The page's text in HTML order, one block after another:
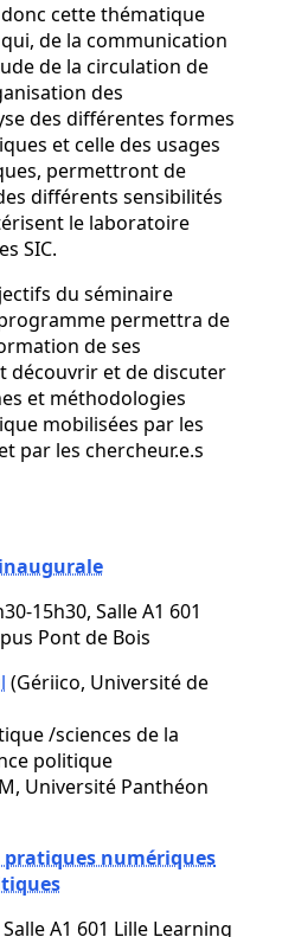
cette thématique
de la communication
de la circulation de
des
des différentes formes
et celle des usages
permettront de
différents sensibilités
le laboratoire
SIC.
du séminaire
permettra de
de ses
découvrir et de discuter
et méthodologies
mobilisées par les
par les chercheur.e.s
15h30, Salle A1 601
Pont de Bois
(Gériico, Université de
/sciences de la
politique
Université Panthéon
pratiques numériques
A1 601 Lille Learning